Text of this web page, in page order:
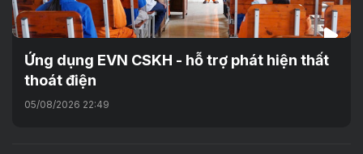
Ứng dụng EVN CSKH - hỗ trợ phát hiện thất
thoát điện
05/08/2026 22:49